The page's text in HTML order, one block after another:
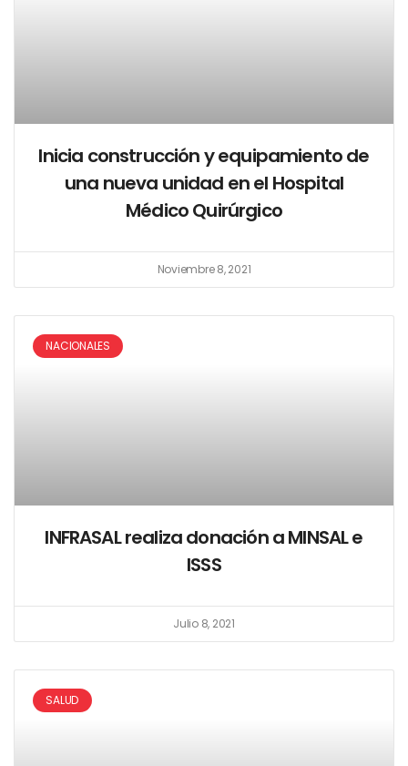
Inicia construcción y equipamiento de
una nueva unidad en el Hospital
Médico Quirúrgico
Noviembre 8, 2021
NACIONALES
INFRASAL realiza donación a MINSAL e
ISSS
Julio 8, 2021
SALUD